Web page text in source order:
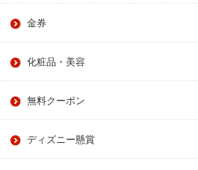
金券
化粧品・美容
無料クーポン
ディズニー懸賞